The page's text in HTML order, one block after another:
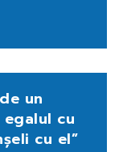
un
cu
cu el”